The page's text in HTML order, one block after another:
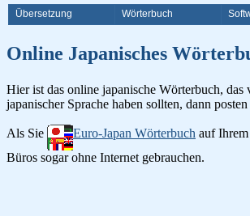
Übersetzung Wörterbuch
Online Japanisches
Hier ist das online japanische Wörterbuch, das
japanischer Sprache haben sollten, dann
Als Sie Euro-Japan Wörterbuch auf
Büros sogar ohne Internet gebrauchen.